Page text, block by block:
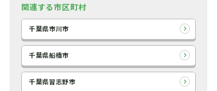
関連する市区町村
千葉県市川市
千葉県船橋市
千葉県習志野市